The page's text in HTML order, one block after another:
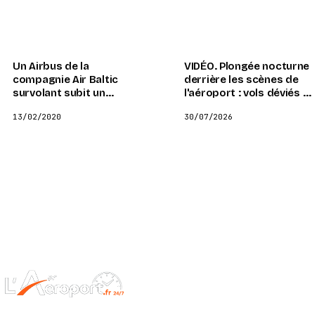
Un Airbus de la
compagnie Air Baltic
survolant subit un
Bordeaux
13/02/2020
VIDÉO. Plongée nocturne
derrière les scènes de
l'aéroport : vols déviés et
30/07/2026